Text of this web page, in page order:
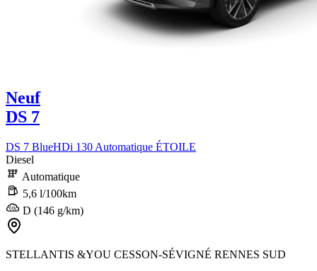
Neuf
DS 7
DS 7 BlueHDi 130 Automatique ÉTOILE
Diesel
Automatique
5,6 l/100km
D (146 g/km)
STELLANTIS &YOU CESSON-SÉVIGNÉ RENNES SUD